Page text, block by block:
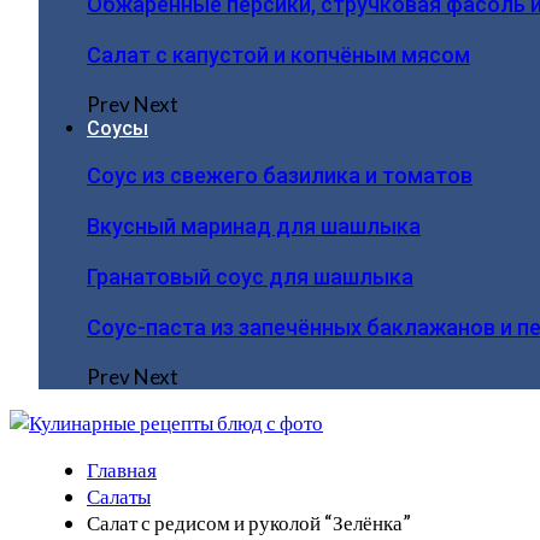
Салат с капустой и копчёным мясом
PrevNext
Соусы
Соус из свежего базилика и томатов
Вкусный маринад для шашлыка
Гранатовый соус для шашлыка
Соус-паста из запечённых баклажанов и
PrevNext
Главная
Салаты
Салат с редисом и руколой “Зелёнка”